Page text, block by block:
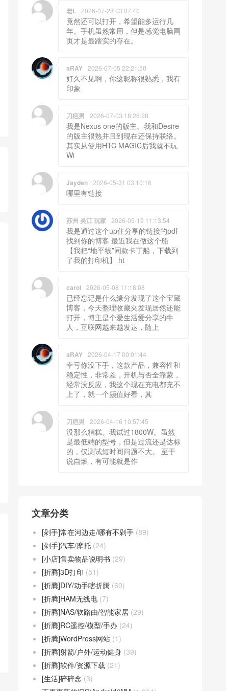
老L 2026-07-28 03:07:40
竟然还可以打开，希望能多运行几
年。手机虽然常用，但是感觉电脑网
页才是最踏实的存在。
aRAY 2026-07-05 22:21:50
好久不见啊，你这昵称很熟悉，我有
印象
刀疤男 2026-07-03 18:26:28
我是Nexus one的版主。我和Desire
的版主很熟并且到现在还保持联络。
其实从使用HTC MAGIC后我就不玩
Wi
Jayden 2026-05-31 03:10:16
哪里有链接
苏州 吴江 玩家 2026-05-19 11:13:54
我是通过这个up住分享的链接的pdf
找到你的博客 最近我在做这个船
【我把“地平线”同款卡丁船，下载到
了我的打印机】 ht
carol 2026-05-08 11:18:08
已经忘记是什么缘分发现了这个宝藏
博客，今天整理收藏夹发现居然还能
打开，博主是个爱生活爱分享的牛
人，互联网越来越发达，随上
aRAY 2026-04-17 00:01:44
幸亏你没下手，这款产品，兼容性和
稳定性，非常差，开机与否全靠蒙，
经常没反应，我这个现在充电都充不
上了，就一个颜值好看，其
刀疤男 2026-04-16 10:57:45
没那么糟糕。我试过1800W。虽然
是最低端的型号，但是过流还是达标
的，仅测试短时间问题不大。 至于
说自燃，有可能就是作
文章分类
[剁手]常在河边走/哪有不剁手 (89)
[剁手]汽车/摩托 (24)
[小店]售卖物品说明书 (29)
[折腾]3D打印 (51)
[折腾]DIY/动手瞎折腾 (60)
[折腾]HAM无线电 (7)
[折腾]NAS/软路由/智能家居 (29)
[折腾]RC遥控/模型/手办 (24)
[折腾]WordPress网站 (1)
[折腾]射箭/户外/运动健身 (39)
[折腾]软件/资源下载 (21)
[生活]碎碎念 (3)